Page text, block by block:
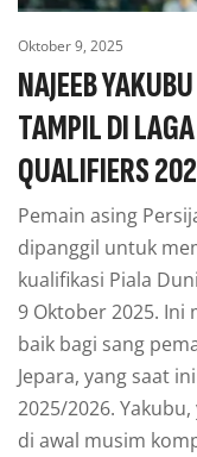
Oktober 9, 2025
NAJEEB
TAMPIL DI
QUALIFIERS
Pemain asing
dipanggil untuk
kualifikasi Piala
9 Oktober 2025. Ini
baik bagi sang
Jepara, yang saat
2025/2026.
di awal musim